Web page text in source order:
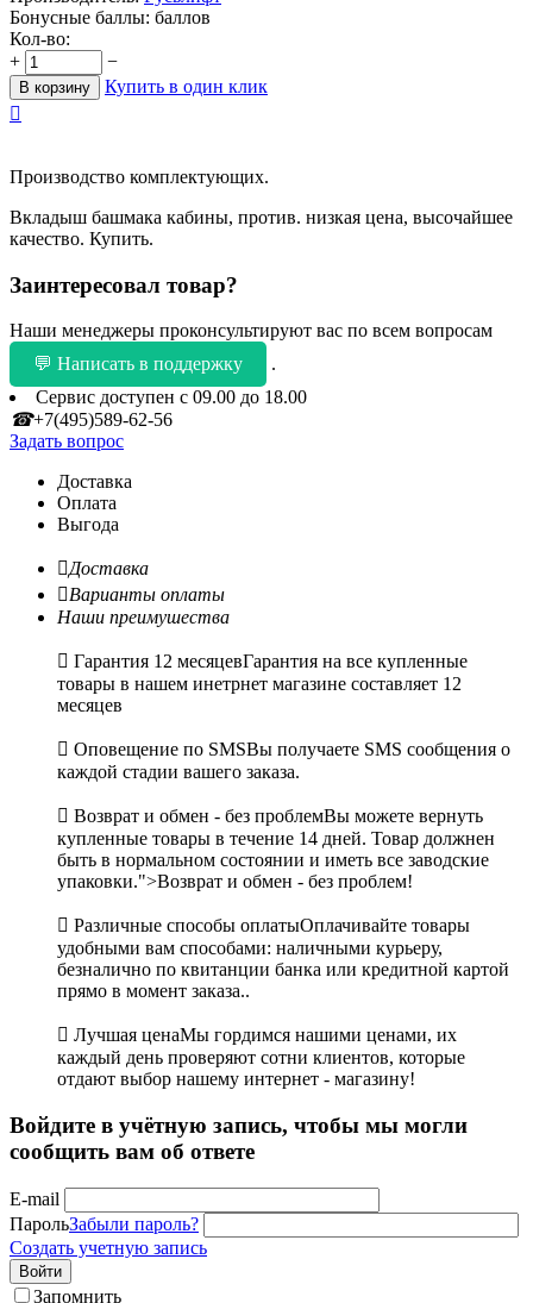
Бонусные баллы: баллов
Кол-во:
+
−
В корзину
Купить в один клик

Производство комплектующих.
Вкладыш башмака кабины, против. низкая цена, высочайшее
качество. Купить.
Заинтересовал товар?
Наши менеджеры проконсультируют вас по всем вопросам
💬 Написать в поддержку
.
Сервис доступен с 09.00 до 18.00
☎+7(495)589-62-56
Задать вопрос
Доставка
Оплата
Выгода
Доставка
Варианты оплаты
Наши преимушества
 Гарантия 12 месяцевГарантия на все купленные
товары в нашем инетрнет магазине составляет 12
месяцев
 Оповещение по SMSВы получаете SMS сообщения о
каждой стадии вашего заказа.
 Возврат и обмен - без проблемВы можете вернуть
купленные товары в течение 14 дней. Товар должнен
быть в нормальном состоянии и иметь все заводские
упаковки.">Возврат и обмен - без проблем!
 Различные способы оплатыОплачивайте товары
удобными вам способами: наличными курьеру,
безналично по квитанции банка или кредитной картой
прямо в момент заказа..
 Лучшая ценаМы гордимся нашими ценами, их
каждый день проверяют сотни клиентов, которые
отдают выбор нашему интернет - магазину!
Войдите в учётную запись, чтобы мы могли
сообщить вам об ответе
E-mail
ПарольЗабыли пароль?
Создать учетную запись
Войти
Запомнить